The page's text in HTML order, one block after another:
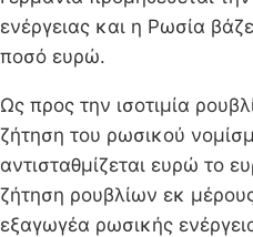
ενέργειας και η Ρωσία
ποσό ευρώ.
Ως προς την ισοτιμία
ζήτηση του ρωσικού
αντισταθμίζεται ευρώ το
ζήτηση ρουβλίων εκ
εξαγωγέα ρωσικής